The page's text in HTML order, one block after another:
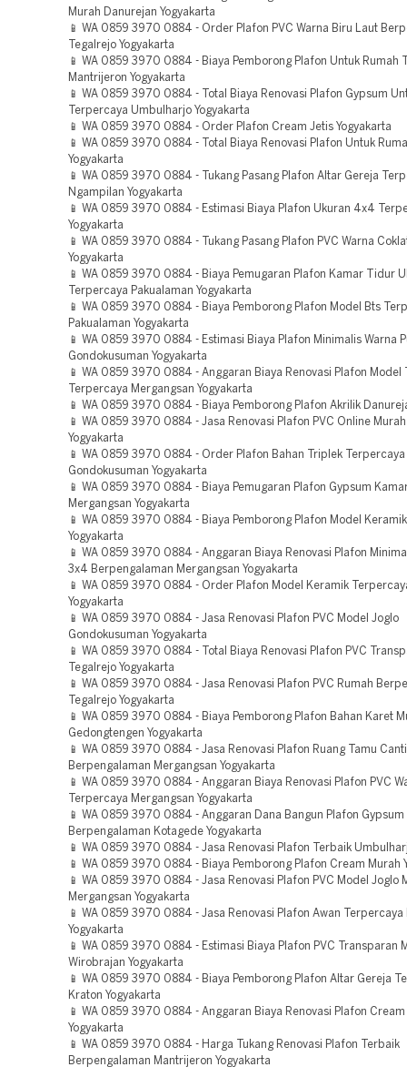
Murah Danurejan Yogyakarta
📱 WA 0859 3970 0884 - Order Plafon PVC Warna Biru Laut
Tegalrejo Yogyakarta
📱 WA 0859 3970 0884 - Biaya Pemborong Plafon Untuk Rumah
Mantrijeron Yogyakarta
📱 WA 0859 3970 0884 - Total Biaya Renovasi Plafon Gypsum
Terpercaya Umbulharjo Yogyakarta
📱 WA 0859 3970 0884 - Order Plafon Cream Jetis Yogyakarta
📱 WA 0859 3970 0884 - Total Biaya Renovasi Plafon Untuk
Yogyakarta
📱 WA 0859 3970 0884 - Tukang Pasang Plafon Altar Gereja
Ngampilan Yogyakarta
📱 WA 0859 3970 0884 - Estimasi Biaya Plafon Ukuran 4x4
Yogyakarta
📱 WA 0859 3970 0884 - Tukang Pasang Plafon PVC Warna
Yogyakarta
📱 WA 0859 3970 0884 - Biaya Pemugaran Plafon Kamar Tidur
Terpercaya Pakualaman Yogyakarta
📱 WA 0859 3970 0884 - Biaya Pemborong Plafon Model Bts
Pakualaman Yogyakarta
📱 WA 0859 3970 0884 - Estimasi Biaya Plafon Minimalis Warna
Gondokusuman Yogyakarta
📱 WA 0859 3970 0884 - Anggaran Biaya Renovasi Plafon Model
Terpercaya Mergangsan Yogyakarta
📱 WA 0859 3970 0884 - Biaya Pemborong Plafon Akrilik
📱 WA 0859 3970 0884 - Jasa Renovasi Plafon PVC Online
Yogyakarta
📱 WA 0859 3970 0884 - Order Plafon Bahan Triplek Terpercaya
Gondokusuman Yogyakarta
📱 WA 0859 3970 0884 - Biaya Pemugaran Plafon Gypsum
Mergangsan Yogyakarta
📱 WA 0859 3970 0884 - Biaya Pemborong Plafon Model
Yogyakarta
📱 WA 0859 3970 0884 - Anggaran Biaya Renovasi Plafon
3x4 Berpengalaman Mergangsan Yogyakarta
📱 WA 0859 3970 0884 - Order Plafon Model Keramik
Yogyakarta
📱 WA 0859 3970 0884 - Jasa Renovasi Plafon PVC Model Joglo
Gondokusuman Yogyakarta
📱 WA 0859 3970 0884 - Total Biaya Renovasi Plafon PVC
Tegalrejo Yogyakarta
📱 WA 0859 3970 0884 - Jasa Renovasi Plafon PVC Rumah
Tegalrejo Yogyakarta
📱 WA 0859 3970 0884 - Biaya Pemborong Plafon Bahan Karet
Gedongtengen Yogyakarta
📱 WA 0859 3970 0884 - Jasa Renovasi Plafon Ruang Tamu
Berpengalaman Mergangsan Yogyakarta
📱 WA 0859 3970 0884 - Anggaran Biaya Renovasi Plafon PVC
Terpercaya Mergangsan Yogyakarta
📱 WA 0859 3970 0884 - Anggaran Dana Bangun Plafon Gypsum
Berpengalaman Kotagede Yogyakarta
📱 WA 0859 3970 0884 - Jasa Renovasi Plafon Terbaik
📱 WA 0859 3970 0884 - Biaya Pemborong Plafon Cream Murah
📱 WA 0859 3970 0884 - Jasa Renovasi Plafon PVC Model Joglo
Mergangsan Yogyakarta
📱 WA 0859 3970 0884 - Jasa Renovasi Plafon Awan
Yogyakarta
📱 WA 0859 3970 0884 - Estimasi Biaya Plafon PVC Transparan
Wirobrajan Yogyakarta
📱 WA 0859 3970 0884 - Biaya Pemborong Plafon Altar Gereja
Kraton Yogyakarta
📱 WA 0859 3970 0884 - Anggaran Biaya Renovasi Plafon
Yogyakarta
📱 WA 0859 3970 0884 - Harga Tukang Renovasi Plafon Terbaik
Berpengalaman Mantrijeron Yogyakarta